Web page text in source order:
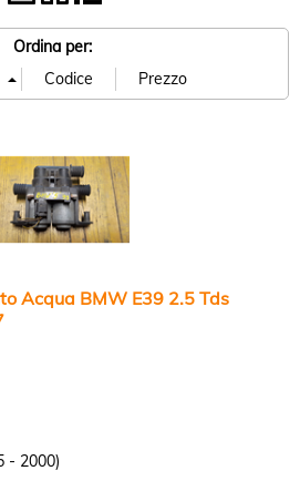
Ordina per:
Acqua BMW E39 2.5 Tds
- 2000)